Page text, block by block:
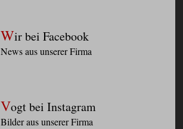
Wir bei Facebook
News aus unserer Firma
Vogt bei Instagram
Bilder aus unserer Firma